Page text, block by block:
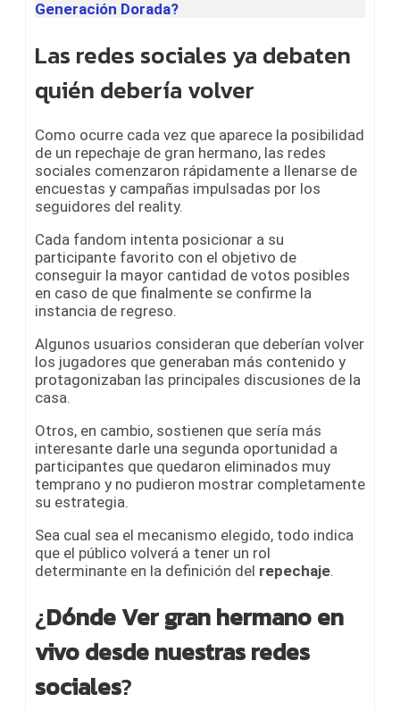
Generación Dorada?
Las redes sociales ya debaten
quién debería volver
Como ocurre cada vez que aparece la posibilidad
de un repechaje de gran hermano, las redes
sociales comenzaron rápidamente a llenarse de
encuestas y campañas impulsadas por los
seguidores del reality.
Cada fandom intenta posicionar a su
participante favorito con el objetivo de
conseguir la mayor cantidad de votos posibles
en caso de que finalmente se confirme la
instancia de regreso.
Algunos usuarios consideran que deberían volver
los jugadores que generaban más contenido y
protagonizaban las principales discusiones de la
casa.
Otros, en cambio, sostienen que sería más
interesante darle una segunda oportunidad a
participantes que quedaron eliminados muy
temprano y no pudieron mostrar completamente
su estrategia.
Sea cual sea el mecanismo elegido, todo indica
que el público volverá a tener un rol
determinante en la definición del repechaje.
¿Dónde Ver gran hermano en
vivo desde nuestras redes
sociales?